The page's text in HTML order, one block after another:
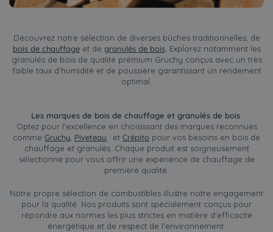
Découvrez notre sélection de diverses bûches traditionnelles, de
bois de chauffageet de granulés de bois. Explorez notamment les
granulés de bois de qualité prémium Gruchy conçus avec un très
faible taux d’humidité et de poussière garantissant un rendement
optimal.
Les marques de bois de chauffage et granulés de bois
Optez pour l'excellence en choisissant des marques reconnues
comme Gruchy, Piveteau, et Crépito pour vos besoins en bois de
chauffage et granulés. Chaque produit est soigneusement
sélectionné pour vous offrir une expérience de chauffage de
première qualité.
Notre propre sélection de combustibles illustre notre engagement
pour la qualité. Nos produits sont spécialement conçus pour
répondre aux normes les plus strictes en matière d'efficacité
énergétique et de respect de l'environnement.